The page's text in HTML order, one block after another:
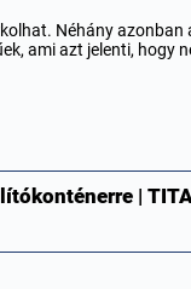
Néhány
ami azt jelenti, hogy
|